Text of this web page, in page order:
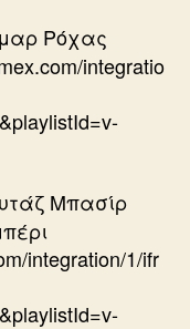
Ρόχας
integratio
Μπασίρ
integration/1/ifr